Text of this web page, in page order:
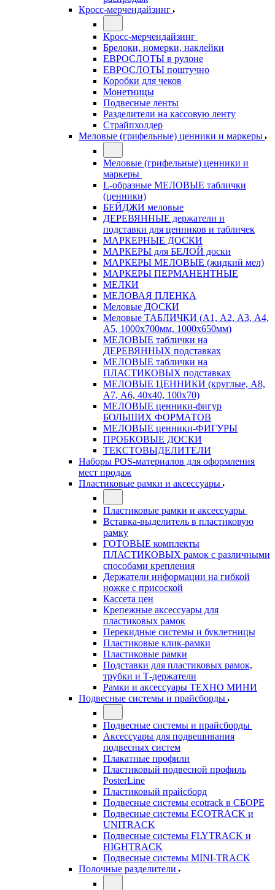
Кросс-мерчендайзинг
Кросс-мерчендайзинг
Брелоки, номерки, наклейки
ЕВРОСЛОТЫ в рулоне
ЕВРОСЛОТЫ поштучно
Коробки для чеков
Монетницы
Подвесные ленты
Разделители на кассовую ленту
Страйпхолдер
Меловые (грифельные) ценники и маркеры
Меловые (грифельные) ценники и
маркеры
L-образные МЕЛОВЫЕ таблички
(ценники)
БЕЙДЖИ меловые
ДЕРЕВЯННЫЕ держатели и
подставки для ценников и табличек
МАРКЕРНЫЕ ДОСКИ
МАРКЕРЫ для БЕЛОЙ доски
МАРКЕРЫ МЕЛОВЫЕ (жидкий мел)
МАРКЕРЫ ПЕРМАНЕНТНЫЕ
МЕЛКИ
МЕЛОВАЯ ПЛЕНКА
Меловые ДОСКИ
Меловые ТАБЛИЧКИ (А1, А2, А3, А4,
А5, 1000х700мм, 1000х650мм)
МЕЛОВЫЕ таблички на
ДЕРЕВЯННЫХ подставках
МЕЛОВЫЕ таблички на
ПЛАСТИКОВЫХ подставках
МЕЛОВЫЕ ЦЕННИКИ (круглые, А8,
А7, А6, 40х40, 100х70)
МЕЛОВЫЕ ценники-фигур
БОЛЬШИХ ФОРМАТОВ
МЕЛОВЫЕ ценники-ФИГУРЫ
ПРОБКОВЫЕ ДОСКИ
ТЕКСТОВЫДЕЛИТЕЛИ
Наборы POS-материалов для оформления
мест продаж
Пластиковые рамки и аксессуары
Пластиковые рамки и аксессуары
Вставка-выделитель в пластиковую
рамку
ГОТОВЫЕ комплекты
ПЛАСТИКОВЫХ рамок с различными
способами крепления
Держатели информации на гибкой
ножке с присоской
Кассета цен
Крепежные аксессуары для
пластиковых рамок
Перекидные системы и буклетницы
Пластиковые клик-рамки
Пластиковые рамки
Подставки для пластиковых рамок,
трубки и Т-держатели
Рамки и аксессуары ТЕХНО МИНИ
Подвесные системы и прайсборды
Подвесные системы и прайсборды
Аксессуары для подвешивания
подвесных систем
Плакатные профили
Пластиковый подвесной профиль
PosterLine
Пластиковый прайсборд
Подвесные системы ecotrack в СБОРЕ
Подвесные системы ECOTRACK и
UNITRACK
Подвесные системы FLYTRACK и
HIGHTRACK
Подвесные системы MINI-TRACK
Полочные разделители